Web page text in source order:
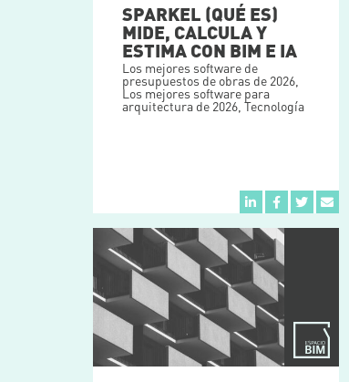
SPARKEL (QUÉ ES)
MIDE, CALCULA Y
ESTIMA CON BIM E IA
Los mejores software de
presupuestos de obras de 2026
Los mejores software para
arquitectura de 2026 Tecnología